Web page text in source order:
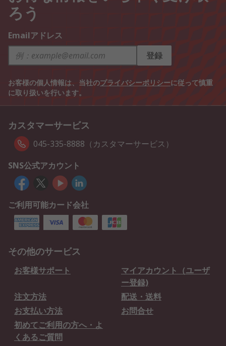
ろう
Emailアドレス
登録
お客様の個人情報は、当社のプライバシーポリシーに従って慎重
に取り扱いを行います。
カスタマーサービス
045-335-8888（カスタマーサービス）
SNS公式アカウント
ご利用可能カード会社
その他のサービス
お客様サポート
マイアカウント（ユーザ
ー登録)
注文方法
配送・送料
お支払い方法
お問合せ
初めてご利用の方へ・よ
くあるご質問